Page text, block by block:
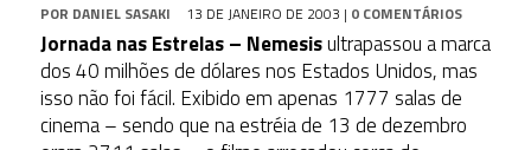
POR DANIEL SASAKI 13 DE JANEIRO DE 2003 | 0 COMENTÁRIOS
Jornada nas Estrelas – Nemesisultrapassou a marca
dos 40 milhões de dólares nos Estados Unidos, mas
isso não foi fácil. Exibido em apenas 1777 salas de
cinema – sendo que na estréia de 13 de dezembro